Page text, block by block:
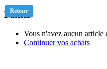
Panier
Vous n'avez aucun article
Continuer vos achats
Retour